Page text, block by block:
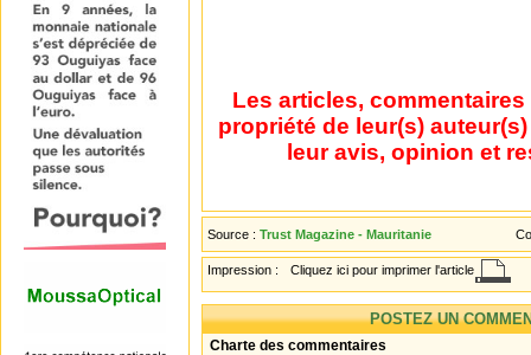
Les articles,
propriété de leur(s)
leur avis, opinion et
Source : Trust Magazine - Mauritanie
Impression : Cliquez ici pour imprimer l'article
POSTEZ UN
Charte des commentaires